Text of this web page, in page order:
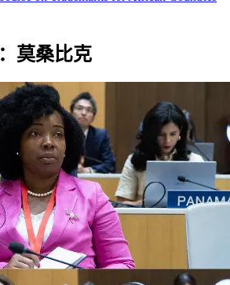
莫桑比克